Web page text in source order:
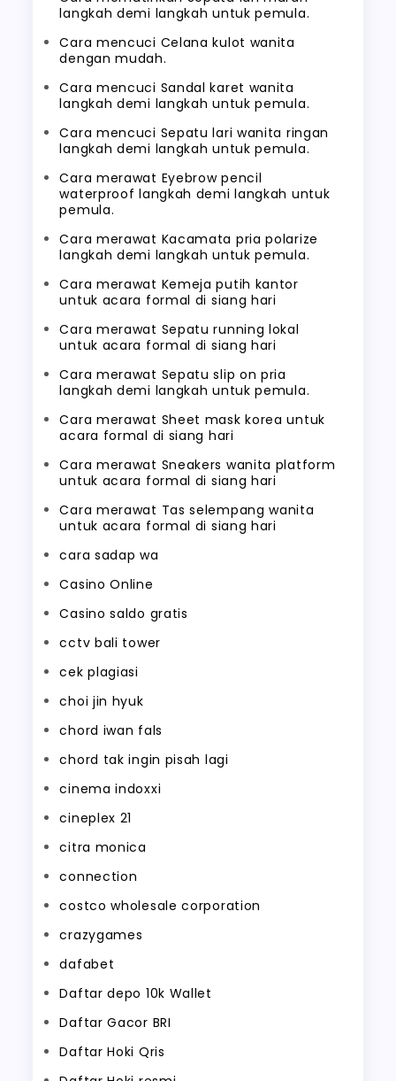
langkah demi langkah untuk pemula.
Cara mencuci Celana kulot wanita
dengan mudah.
Cara mencuci Sandal karet wanita
langkah demi langkah untuk pemula.
Cara mencuci Sepatu lari wanita ringan
langkah demi langkah untuk pemula.
Cara merawat Eyebrow pencil
waterproof langkah demi langkah untuk
pemula.
Cara merawat Kacamata pria polarize
langkah demi langkah untuk pemula.
Cara merawat Kemeja putih kantor
untuk acara formal di siang hari
Cara merawat Sepatu running lokal
untuk acara formal di siang hari
Cara merawat Sepatu slip on pria
langkah demi langkah untuk pemula.
Cara merawat Sheet mask korea untuk
acara formal di siang hari
Cara merawat Sneakers wanita platform
untuk acara formal di siang hari
Cara merawat Tas selempang wanita
untuk acara formal di siang hari
cara sadap wa
Casino Online
Casino saldo gratis
cctv bali tower
cek plagiasi
choi jin hyuk
chord iwan fals
chord tak ingin pisah lagi
cinema indoxxi
cineplex 21
citra monica
connection
costco wholesale corporation
crazygames
dafabet
Daftar depo 10k Wallet
Daftar Gacor BRI
Daftar Hoki Qris